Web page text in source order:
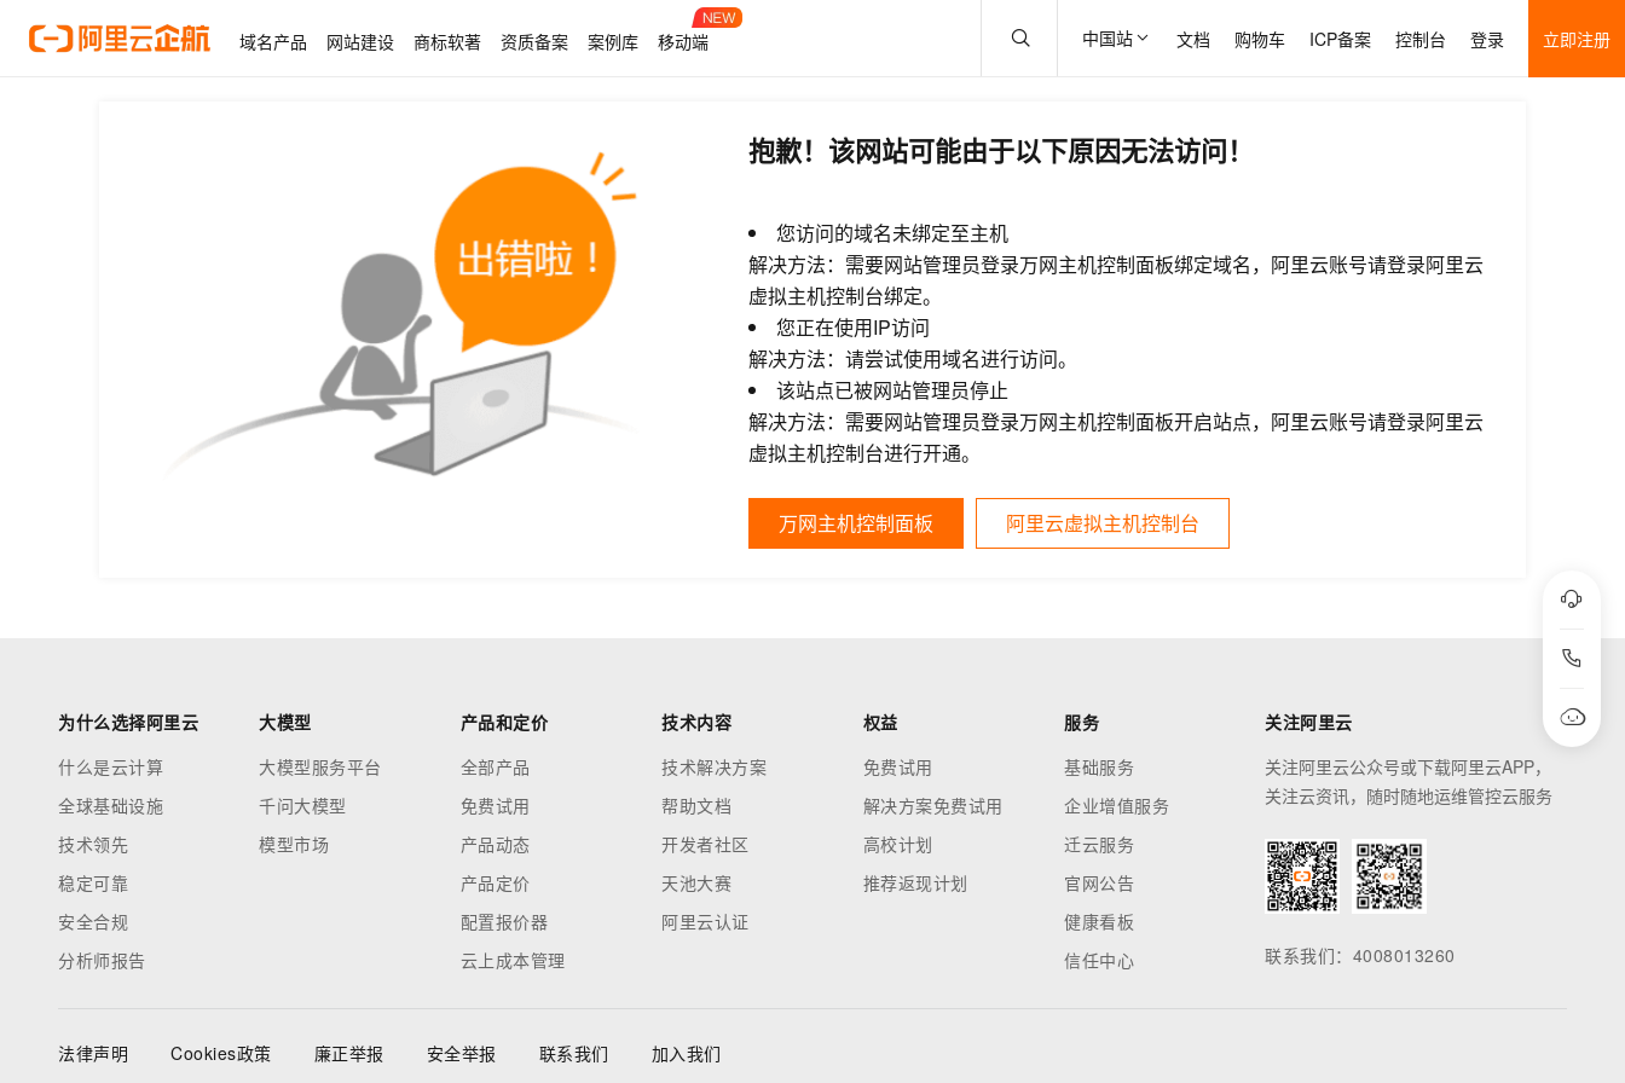
域名产品 网站建设 商标软著 资质备案 案例库 移动端 中国站 文档 购物车 ICP备案 控制台 登录 立即注册
抱歉！该网站可能由于以下原因无法访问！
您访问的域名未绑定至主机
解决方法：需要网站管理员登录万网主机控制面板绑定域名，阿里云账号请登录阿里云
虚拟主机控制台绑定。
您正在使用IP访问
解决方法：请尝试使用域名进行访问。
该站点已被网站管理员停止
解决方法：需要网站管理员登录万网主机控制面板开启站点，阿里云账号请登录阿里云
虚拟主机控制台进行开通。
万网主机控制面板 阿里云虚拟主机控制台